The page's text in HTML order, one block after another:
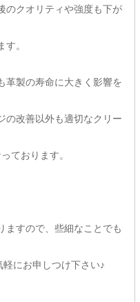
のクオリティや強度も下が
す。
革製の寿命に大きく影響を
の改善以外も適切なクリー
ております。
ますので、些細なことでも
にお申しつけ下さい♪